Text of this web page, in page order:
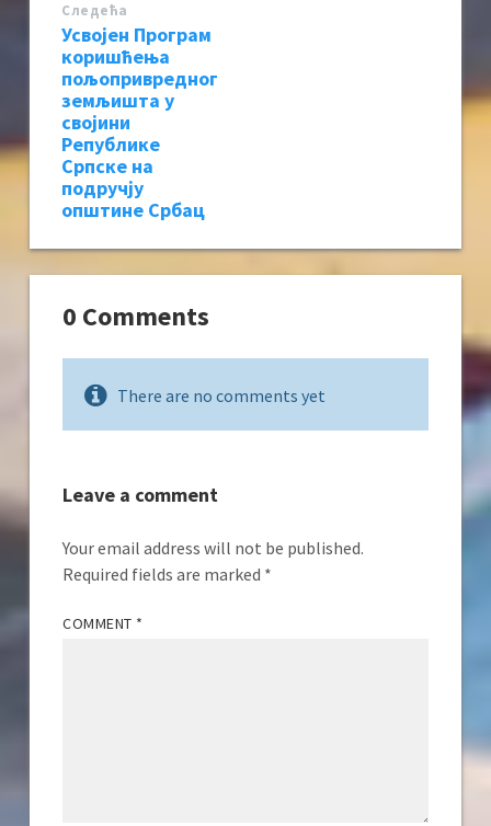
Следећa
Усвојен Програм
коришћења
пољопривредног
земљишта у
својини
Републике
Српске на
подручју
општине Србац
0 Comments
There are no comments yet
Leave a comment
Your email address will not be published.
Required fields are marked *
COMMENT *